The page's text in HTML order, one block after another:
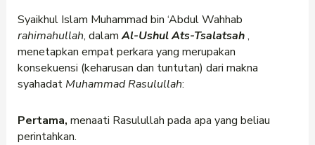
Syaikhul Islam Muhammad bin ‘Abdul Wahhab
rahimahullah, dalamAl-Ushul Ats-Tsalatsah,
menetapkan empat perkara yang merupakan
konsekuensi (keharusan dan tuntutan) dari makna
syahadatMuhammad Rasulullah:
Pertama, menaati Rasulullah pada apa yang beliau
perintahkan.